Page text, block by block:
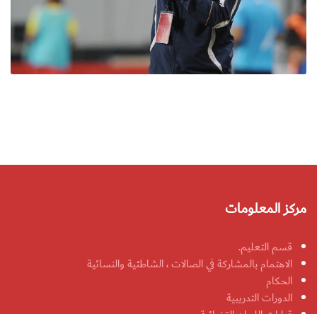
مركز المعلومات
قسم التعليم.
الاهتمام بالمشاركة في الصالات ، الشاطئية والنسائية
الحكام
الدورات التدريبية